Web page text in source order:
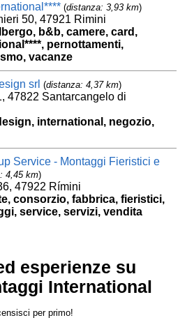
(distanza: 3,93 km)
50, 47921 Rimini
b&b, camere, card,
pernottamenti,
vacanze
srl (distanza: 4,37 km)
47822 Santarcangelo di
international, negozio,
Service - Montaggi Fieristici e
4,45 km)
47922 Rímini
consorzio, fabbrica, fieristici,
service, servizi, vendita
esperienze su
International
per primo!